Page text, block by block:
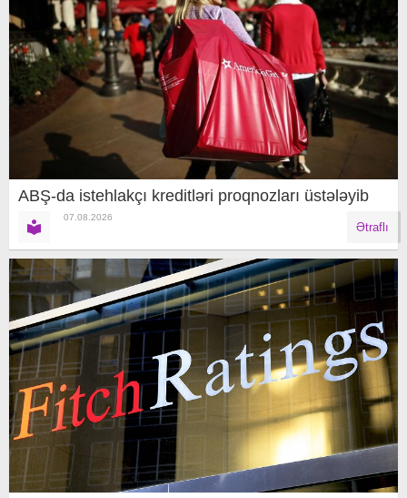
ABŞ-da istehlakçı kreditləri proqnozları üstələyib
07.08.2026
Ətraflı